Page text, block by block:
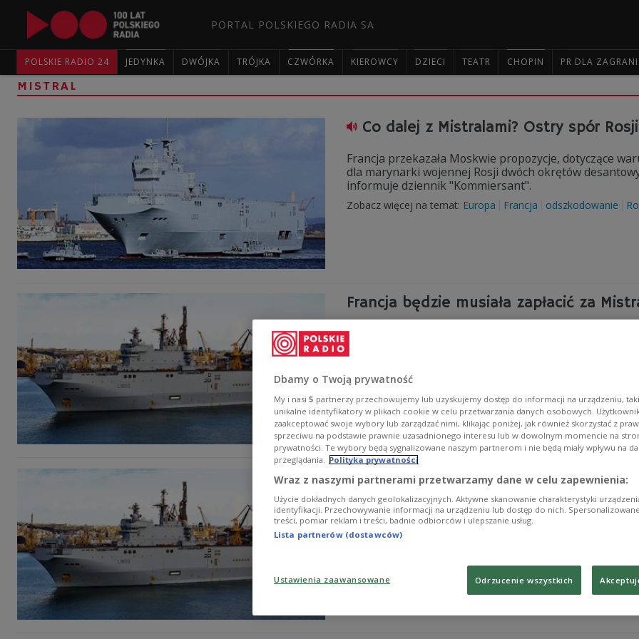
PORTAL POLSKIEGO RADIA SA
POLSKIE RADIO 24 JEDYNKA DWÓJKA TRÓJKA CZWÓRKA KIEROWCY DZIECI TEATR CHOPIN PR DLA
MISTRAL
Co dalej z Mistralami? Ostry spór
Francja przekazała Moskwie propozycje, dotyczące
dla marynarki wojennej Rosji dwóch okrętów
informuje dziennik "Kommiersant".
Zobacz więcej na temat: Europa Francja odszkodowanie
Francja będzie musiała zapłacić za
Niezrealizowany kontrakt na dostawę do Rosji dwóch
zamiast zysku straty wynoszące kilka miliardów euro
Point".
Zobacz więcej na temat:
Sukcesy i porażki francuskiej
Czy sprzedaż wielozadaniowych myśliwców Katarowi,
umownej Rosji za niedostarczenie im Mistrali? – To
Kieżun z Kultury Liberalnej.
Dbamy o Twoją prywatność
My i nasi 5 partnerzy przechowujemy lub uzyskujemy dostęp do informacji na urządzeniu,
unikalne identyfikatory w plikach cookie w celu przetwarzania danych osobowych.
zaakceptować swoje wybory lub zarządzać nimi, klikając poniżej, jak również skorzystać z
sprzeciwu na podstawie prawnie uzasadnionego interesu lub w dowolnym momencie na
prywatności. Te wybory będą sygnalizowane naszym partnerom i nie będą miały wpływu na
przeglądania. Polityka prywatności
Wraz z naszymi partnerami przetwarzamy dane w celu zapewnienia:
Użycie dokładnych danych geolokalizacyjnych. Aktywne skanowanie charakterystyki
identyfikacji. Przechowywanie informacji na urządzeniu lub dostęp do nich.
treści, pomiar reklam i treści, badnie odbiorców i ulepszanie usług.
Lista partnerów (dostawców)
Ustawienia zaawansowane Odrzucenie wszystkich